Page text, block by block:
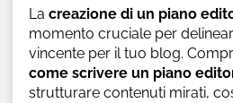
La creazione di un piano
momento cruciale per
vincente per il tuo blog.
come scrivere un piano
strutturare contenuti mirati,